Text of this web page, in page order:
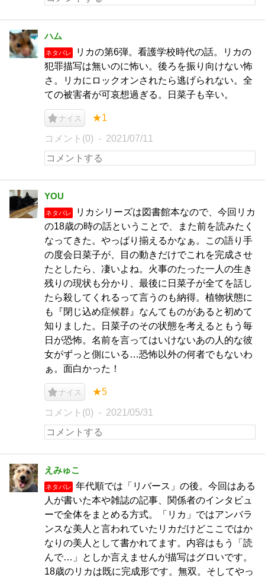
ハム
ネタバレ
リカの第6弾。看護学校時代の話。リカの
犯罪描写は無いのに怖い。後ろを振り向けない怖
さ。リカにロックオンされたら逃げられない。全
ての被害者が可哀想過ぎる。日菜子も辛い。
ナイス ★1
コメント(0) 2021/07/11
YOU
ネタバレ
リカシリーズは図書館本なので、今回リカ
の18歳の時の話ということで、また前を読みたく
なってきた。やっぱり揃えるかなぁ。この語り手
の度会日菜子が、目の動きだけでこれを完成させ
たとしたら、凄いよね。火事のたった一人の生き
残りの現状も分かり、最後に日菜子が全てを話し
たら殺してくれるって言うのも納得。植物状態に
も『閉じ込め症候群』なんてものがあると初めて
知りました。日菜子のその状態を考えるともう毎
日が恐怖。名前を言ってはいけないあの人的な彼
女がずっと側にいる…恐怖以外の何者でもないわ
ぁ。面白かった！
ナイス ★5
コメント(0) 2021/05/31
えみゅこ
ネタバレ
年代順では「リバース」の後。今回はある
人が書いた本や雑誌の記事、関係者のインタビュ
ーで全体をまとめる方式。「リカ」ではアンバラ
ンスな美人と言われていたリカだけどここではか
なりの美人として書かれてます。内容はもう「読
んで…」としか言えませんが描写はグロいです。
18歳のリカは既に完成形です。無双。そしてやっ